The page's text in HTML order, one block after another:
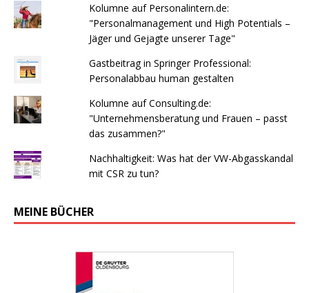
Kolumne auf Personalintern.de:
"Personalmanagement und High Potentials –
Jäger und Gejagte unserer Tage"
Gastbeitrag in Springer Professional:
Personalabbau human gestalten
Kolumne auf Consulting.de:
"Unternehmensberatung und Frauen – passt
das zusammen?"
Nachhaltigkeit: Was hat der VW-Abgasskandal
mit CSR zu tun?
MEINE BÜCHER